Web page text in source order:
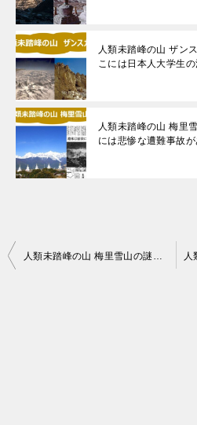
人類未踏峰の山 ザン
こには日本人大学生の
人類未踏峰の山 梅里
には悲惨な遭難事故
投
人類未踏峰の山 梅里雪山の謎を調査すると、そこには悲惨な遭難事故があった